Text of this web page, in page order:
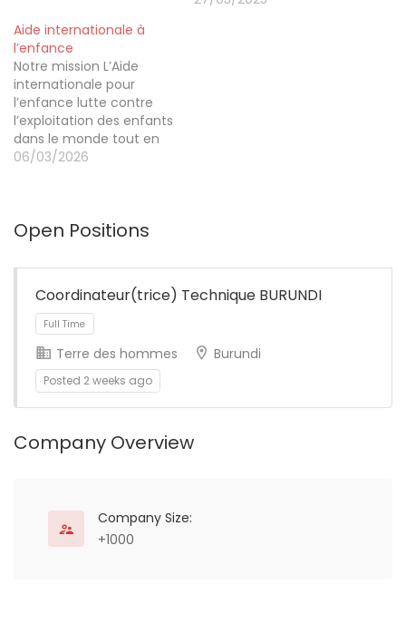
Aide internationale à
l’enfance
Notre mission L’Aide
internationale pour
l’enfance lutte contre
l’exploitation des enfants
dans le monde tout en
encourageant la
respect des droits de
vision L’Aide
internationale pour
l’enfance rêve d’un
monde où tout.es les
enfants et leurs…
06/03/2026
Open Positions
Coordinateur(trice) Technique BURUNDI
Terre des hommes Burundi
Posted 2 weeks ago
Company Overview
Company Size:
+1000